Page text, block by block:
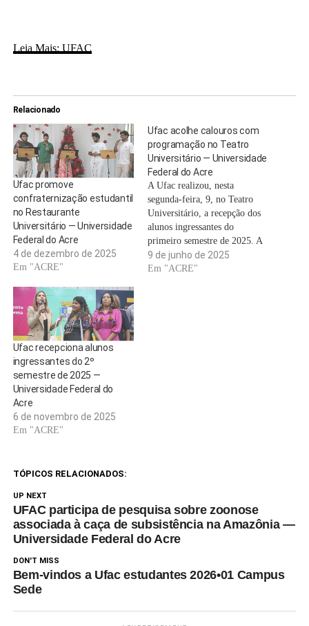
Leia Mais: UFAC
Relacionado
Ufac promove
confraternização estudantil
no Restaurante
Universitário — Universidade
Federal do Acre
4 de dezembro de 2025
Em "ACRE"
Ufac acolhe calouros com
programação no Teatro
Universitário — Universidade
Federal do Acre
A Ufac realizou, nesta
segunda-feira, 9, no Teatro
Universitário, a recepção dos
alunos ingressantes do
primeiro semestre de 2025. A
atividade, organizada pela
Pró-Reitoria de Assuntos
9 de junho de 2025
Em "ACRE"
Ufac recepciona alunos
ingressantes do 2º
semestre de 2025 —
Universidade Federal do
Acre
6 de novembro de 2025
Em "ACRE"
TÓPICOS RELACIONADOS:
UP NEXT
UFAC participa de pesquisa sobre zoonose
associada à caça de subsistência na Amazônia —
Universidade Federal do Acre
DON'T MISS
Bem-vindos a Ufac estudantes 2026•01 Campus
Sede